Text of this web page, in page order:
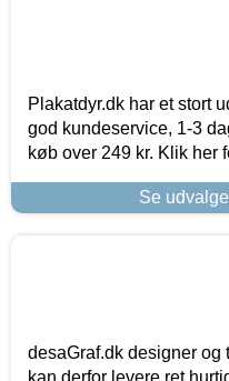
Plakatdyr.dk har et stort
god kundeservice, 1-3
køb over 249 kr. Klik her
Se
desaGraf.dk designer og
kan derfor levere ret